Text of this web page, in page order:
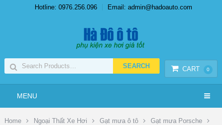
Hotline: 0976.256.096 Email: admin@hadoauto.com
CART 0
MENU
Home Ngoại Thất Xe Hơi Gạt mưa ô tô
Gạt mưa Porsche